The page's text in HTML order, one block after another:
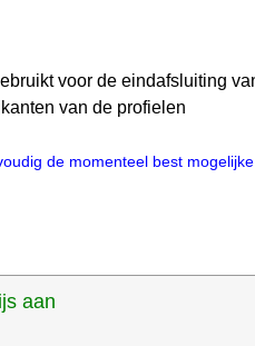
voor de eindafsluiting
van de profielen
de momenteel best
aan